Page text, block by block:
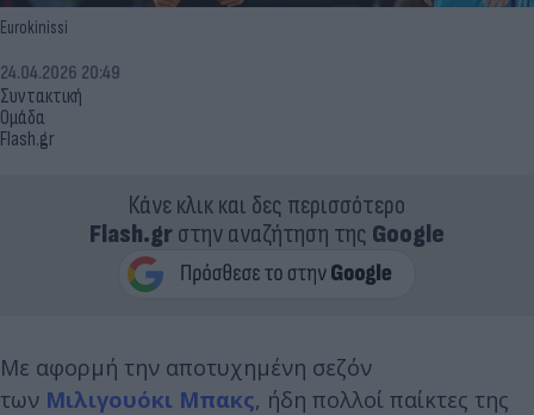
Eurokinissi
Συντακτική
Ομάδα
Flash.gr
24.04.2026 20:49
Κάνε κλικ και δες περισσότερο
Flash.grστην αναζήτηση της Google
Με αφορμή την αποτυχημένη σεζόν
των Μιλιγουόκι Μπακς, ήδη πολλοί παίκτες της